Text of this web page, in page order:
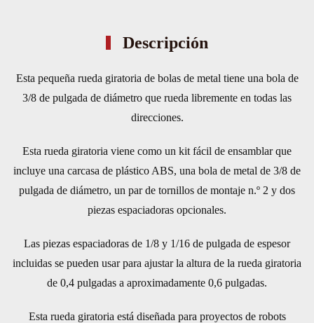
Descripción
Esta pequeña rueda giratoria de bolas de metal tiene una bola de
3/8 de pulgada de diámetro que rueda libremente en todas las
direcciones.
Esta rueda giratoria viene como un kit fácil de ensamblar que
incluye una carcasa de plástico ABS, una bola de metal de 3/8 de
pulgada de diámetro, un par de tornillos de montaje n.º 2 y dos
piezas espaciadoras opcionales.
Las piezas espaciadoras de 1/8 y 1/16 de pulgada de espesor
incluidas se pueden usar para ajustar la altura de la rueda giratoria
de 0,4 pulgadas a aproximadamente 0,6 pulgadas.
Esta rueda giratoria está diseñada para proyectos de robots